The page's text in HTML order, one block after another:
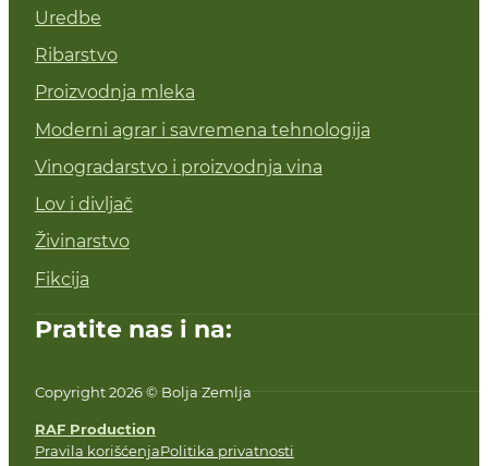
Uredbe
Ribarstvo
Proizvodnja mleka
Moderni agrar i savremena tehnologija
Vinogradarstvo i proizvodnja vina
Lov i divljač
Živinarstvo
Fikcija
Pratite nas i na:
Copyright 2026 © Bolja Zemlja
RAF Production
Pravila korišćenjaPolitika privatnosti